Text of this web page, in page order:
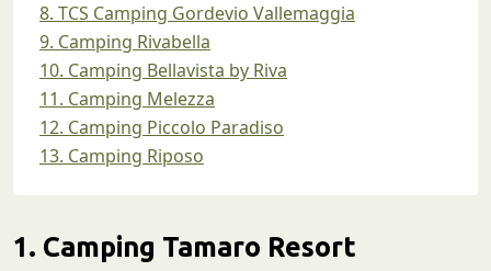
8. TCS Camping Gordevio Vallemaggia
9. Camping Rivabella
10. Camping Bellavista by Riva
11. Camping Melezza
12. Camping Piccolo Paradiso
13. Camping Riposo
1. Camping Tamaro Resort